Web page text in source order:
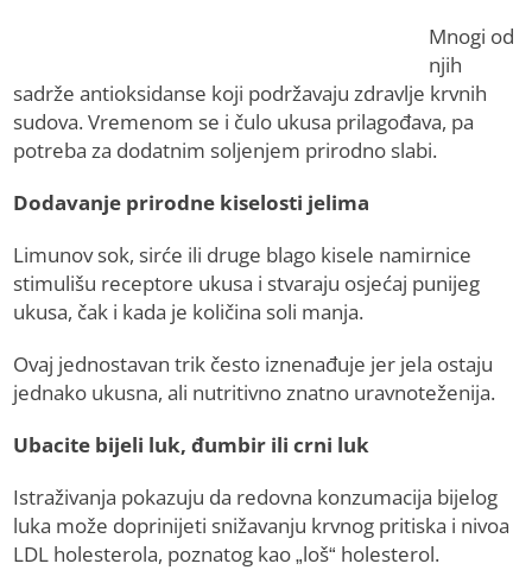
Mnogi od
njih
sadrže antioksidanse koji podržavaju zdravlje krvnih
sudova. Vremenom se i čulo ukusa prilagođava, pa
potreba za dodatnim soljenjem prirodno slabi.
Dodavanje prirodne kiselosti jelima
Limunov sok, sirće ili druge blago kisele namirnice
stimulišu receptore ukusa i stvaraju osjećaj punijeg
ukusa, čak i kada je količina soli manja.
Ovaj jednostavan trik često iznenađuje jer jela ostaju
jednako ukusna, ali nutritivno znatno uravnoteženija.
Ubacite bijeli luk, đumbir ili crni luk
Istraživanja pokazuju da redovna konzumacija bijelog
luka može doprinijeti snižavanju krvnog pritiska i nivoa
LDL holesterola, poznatog kao „loš“ holesterol.